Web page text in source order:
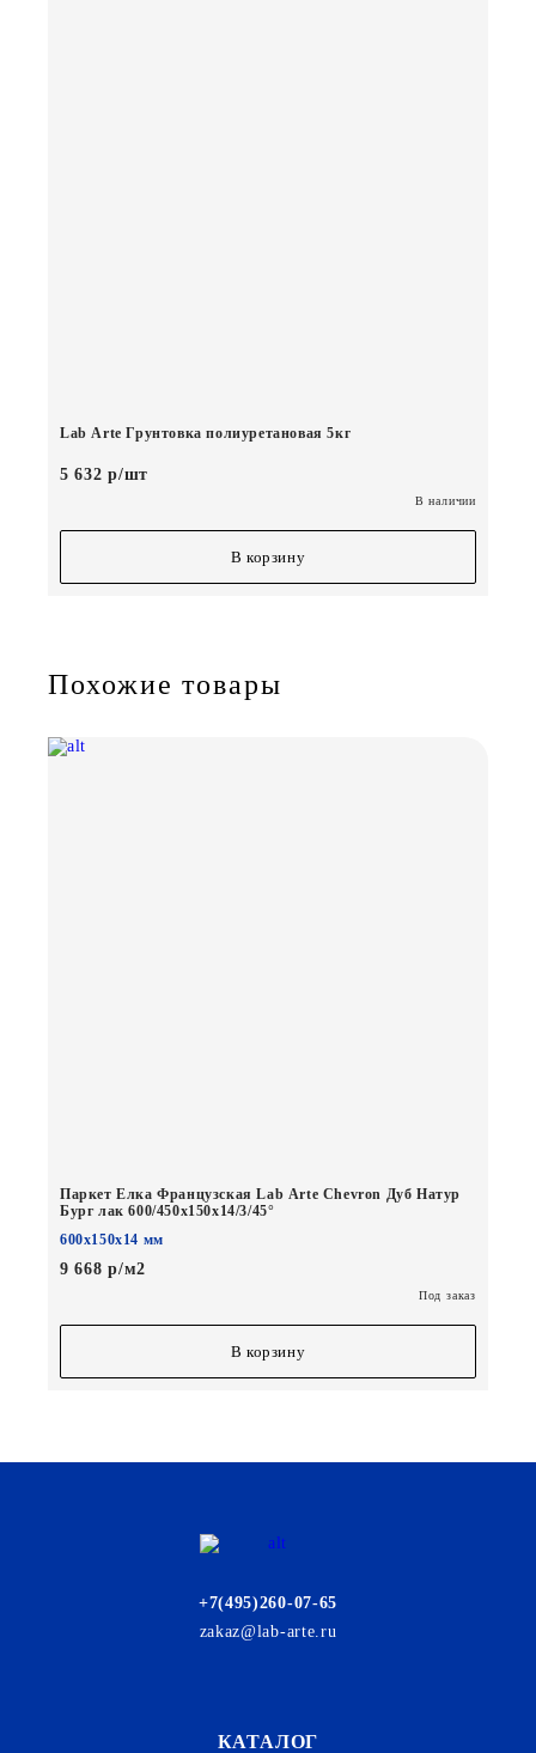
Lab Arte Грунтовка полиуретановая 5кг
5 632 р/шт
В наличии
В корзину
Похожие товары
Паркет Елка Французская Lab Arte Chevron Дуб Натур
Бург лак 600/450х150х14/3/45°
600х150х14 мм
9 668 р/м2
Под заказ
В корзину
+7(495)260-07-65
zakaz@lab-arte.ru
КАТАЛОГ